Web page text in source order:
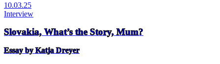
10.03.25
Interview
Slovakia, What’s the Story, Mum?
Essay by Katja Dreyer